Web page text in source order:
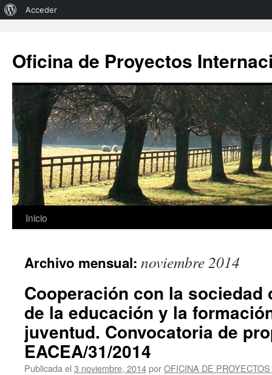
Acerca
Acceder
Oficina de Proyectos
Saltar
contenido
Inicio
Archivo mensual: noviembre 2014
Cooperación con la
de la educación y la
juventud. Convocatoria de
EACEA/31/2014
Publicada el 3 noviembre, 2014porOFICINA DE